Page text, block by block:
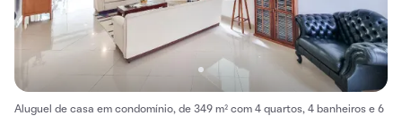
Aluguel de casa em condomínio, de 349 m² com 4 quartos, 4 banheiros e 6